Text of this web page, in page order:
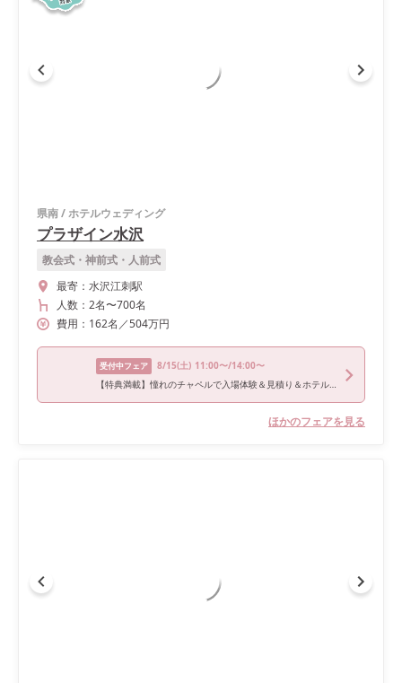
県南/ホテルウェディング
プラザイン水沢
教会式・神前式・人前式
最寄： 水沢江刺駅
人数： 2名〜700名
費用： 162名 ／504万円
受付中フェア 8/15(土) 11:00〜/14:00〜
【特典満載】憧れのチャペルで入場体験＆見積り＆ホテルのお食事券付き相談会
ほかのフェアを見る